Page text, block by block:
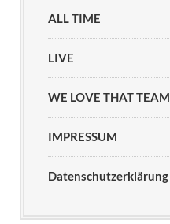
ALL TIME
LIVE
WE LOVE THAT TEAM
IMPRESSUM
Datenschutzerklärung